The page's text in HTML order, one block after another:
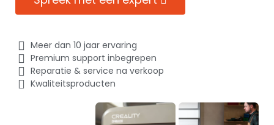
Meer dan 10 jaar ervaring
Premium support inbegrepen
Reparatie & service na verkoop
Kwaliteitsproducten